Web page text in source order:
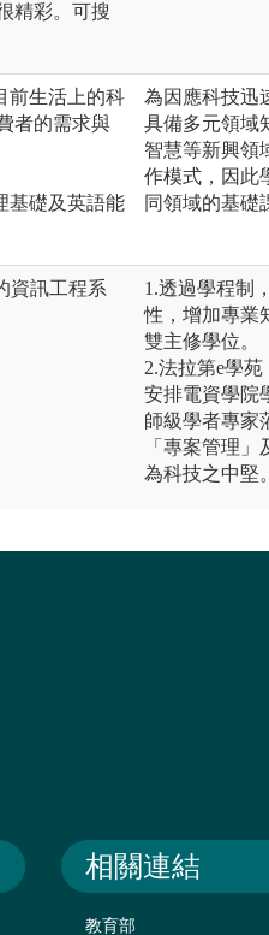
精彩。可搜
前生活上的科
者的需求與
基礎及英語能
為因應科技迅
具備多元領域
智慧等新興領
作模式，因此
同領域的基礎
資訊工程系
1.透過學程制
性，增加專業
雙主修學位。
2.法拉第e學
安排電資學院
師級學者專家
「專案管理
為科技之中堅。
相關連結
教育部